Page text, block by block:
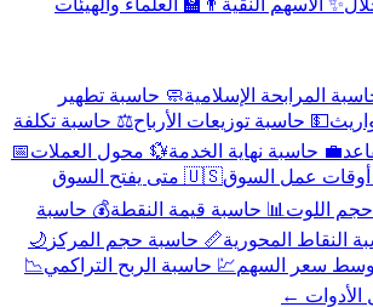
✨ الأسهم النقية 👨‍🏫 العلماء والهيئات
المرابحة الإسلامية🧼 حاسبة تطهير
💵 حاسبة توزيعات الأرباح⚖️ حاسبة تكلفة
💼 حاسبة نهاية الخدمة💱 محول العملات📅
عمل السوق
🇺🇸 متى يفتح السوق
اللوت 📊 حاسبة قيمة النقطة💰 حاسبة
النقاط المحورية📏 حاسبة حجم المركز 🌙
سعر السهم💹 حاسبة الربح التراكمي📉
الأدوات ←